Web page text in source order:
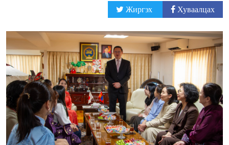
Жиргэх Хуваалцах